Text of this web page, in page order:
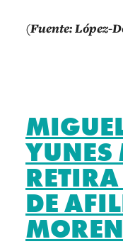
(Fuente: López-
YUNES
DE